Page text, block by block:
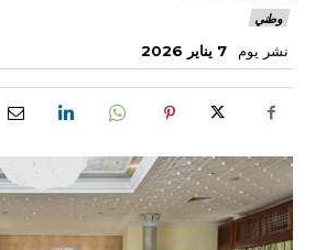
وطني
نشر يوم 7 يناير 2026